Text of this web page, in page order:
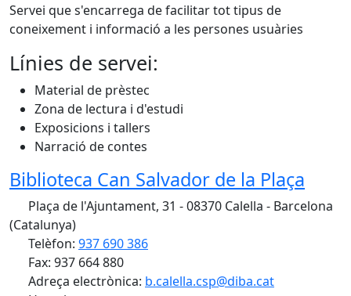
Servei que s'encarrega de facilitar tot tipus de
coneixement i informació a les persones usuàries
Línies de servei:
Material de prèstec
Zona de lectura i d'estudi
Exposicions i tallers
Narració de contes
Biblioteca Can Salvador de la Plaça
Plaça de l'Ajuntament, 31 - 08370 Calella - Barcelona
(Catalunya)
Telèfon: 937 690 386
Fax: 937 664 880
Adreça electrònica: b.calella.csp@diba.cat